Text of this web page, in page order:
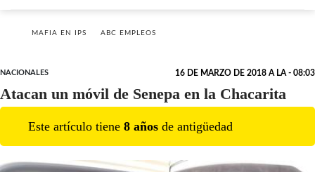
MAFIA EN IPS ABC EMPLEOS
NACIONALES 16 DE MARZO DE 2018 A LA - 08:03
Atacan un móvil de Senepa en la Chacarita
Este artículo tiene 8 años de antigüedad